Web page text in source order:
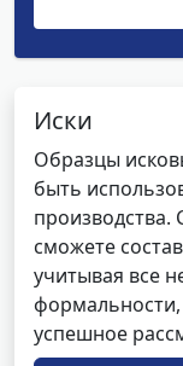
Иски
Образцы
быть
сможете
учитывая все
успешное